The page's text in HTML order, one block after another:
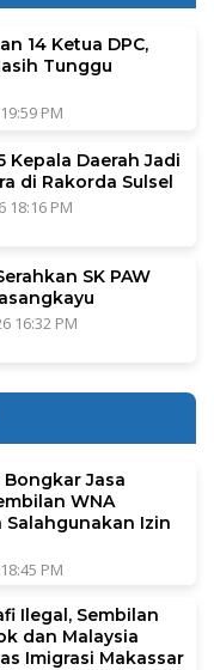
14 Ketua DPC,
Tunggu
PM
Kepala Daerah Jadi
di Rakorda Sulsel
18:16 PM
SK PAW
16:32 PM
Jasa
WNA
Izin
PM
Ilegal, Sembilan
dan Malaysia
Imigrasi Makassar